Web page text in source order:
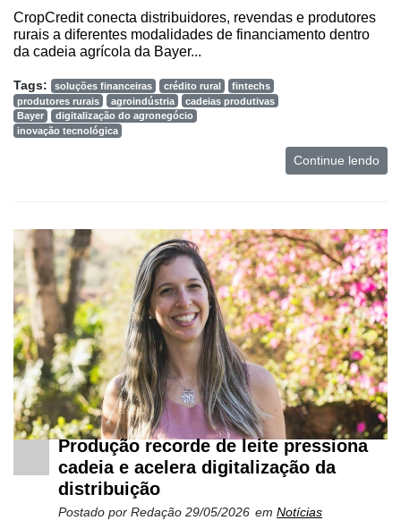
CropCredit conecta distribuidores, revendas e produtores
rurais a diferentes modalidades de financiamento dentro
da cadeia agrícola da Bayer...
Tags: soluções financeiras crédito rural
fintechs
produtores rurais
agroindústria
cadeias produtivas
Bayer
digitalização do agronegócio
inovação tecnológica
Continue lendo
Produção recorde de leite pressiona
cadeia e acelera digitalização da
distribuição
Postado por Redação 29/05/2026 em Notícias